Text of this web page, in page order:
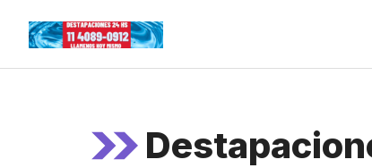
content